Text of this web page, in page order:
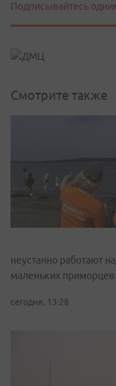
Подписывайтесь
Смотрите также
неустанно работают
маленьких
сегодня, 13:28